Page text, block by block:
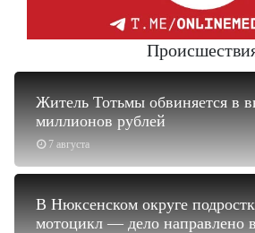
7 августа
Житель Тотьмы обвиняется в
миллионов рублей
В Нюксенском округе
мотоцикл — дело направлено